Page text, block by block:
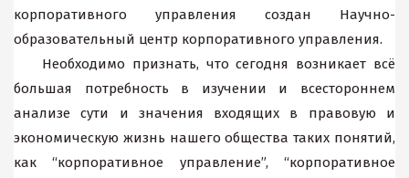
корпоративного управления создан Научно-
образовательный центр корпоративного управления.
Необходимо признать, что сегодня возникает всё
большая потребность в изучении и всестороннем
анализе сути и значения входящих в правовую и
экономическую жизнь нашего общества таких понятий,
как “корпоративное управление”, “корпоративное